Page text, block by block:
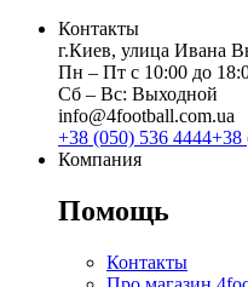
Контакты
г.Киев, улица Ивана
Пн ‒ Пт с 10:00 до
Сб ‒ Вс: Выходной
info@4football.com.ua
+38 (050) 536 4444+38
Компания
Помощь
Контакты